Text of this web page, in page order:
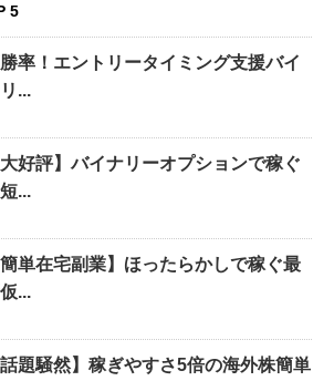
5
率！エントリータイミング支援バイ
...
大好評】バイナリーオプションで稼ぐ
...
簡単在宅副業】ほったらかしで稼ぐ最
...
話題騒然】稼ぎやすさ5倍の海外株簡単